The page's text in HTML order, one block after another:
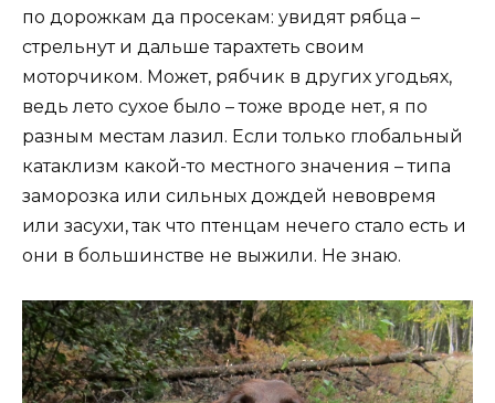
по дорожкам да просекам: увидят рябца –
стрельнут и дальше тарахтеть своим
моторчиком. Может, рябчик в других угодьях,
ведь лето сухое было – тоже вроде нет, я по
разным местам лазил. Если только глобальный
катаклизм какой-то местного значения – типа
заморозка или сильных дождей невовремя
или засухи, так что птенцам нечего стало есть и
они в большинстве не выжили. Не знаю.